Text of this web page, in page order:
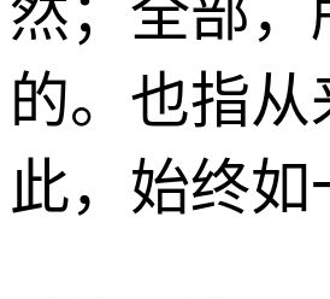
然；全部，
的。也指从
此，始终如